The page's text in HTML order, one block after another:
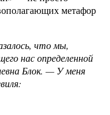
метафор
что мы,
нас определенной
Блок. — У меня